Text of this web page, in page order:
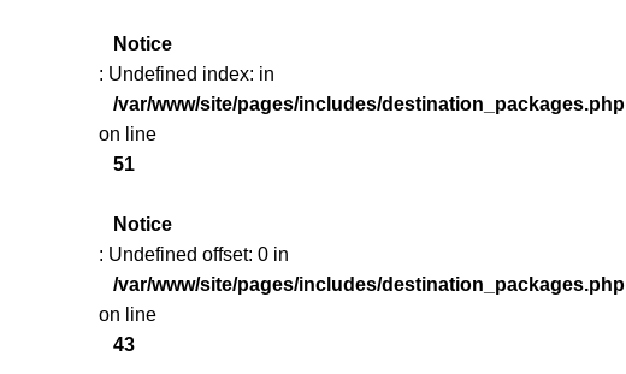
Notice
: Undefined index: in
/var/www/site/pages/includes/destination_packages.php
on line
51
Notice
: Undefined offset: 0 in
/var/www/site/pages/includes/destination_packages.php
on line
43